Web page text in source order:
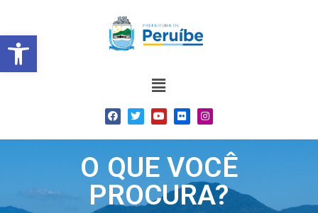
Barra de Ferramentas
O QUE VOCÊ
PROCURA?